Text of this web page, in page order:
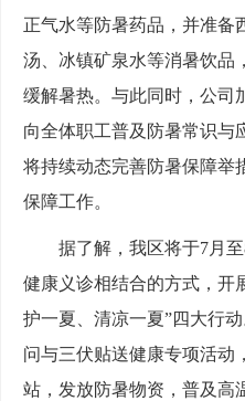
正气水等防暑药品，并准备
汤、冰镇矿泉水等消暑饮品
缓解暑热。与此同时，公司
向全体职工普及防暑常识与
将持续动态完善防暑保障举
保障工作。
据了解，我区将于7月至8
健康义诊相结合的方式，开
护一夏、清凉一夏”四大行
问与三伏贴送健康专项活动
站，发放防暑物资，普及高